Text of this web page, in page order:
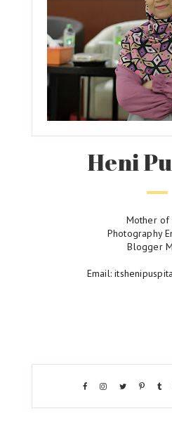
Heni
Mother of
Photography
Blogger
Email: